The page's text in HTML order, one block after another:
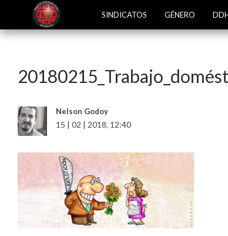
SINDICATOS GÉNERO
Nelson Godoy
15 | 02 | 2018, 12:40